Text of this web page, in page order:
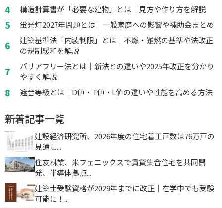
構造計算書が「必要な建物」とは｜見方や作り方を解説
蛍光灯2027年問題とは｜一般家庭への影響や補助金まとめ
建築基準法「内装制限」とは｜不燃・難燃の基準や法改正
の規制緩和を解説
バリアフリー法とは｜新法との違いや2025年改正を分かり
やすく解説
遮音等級とは｜D値・T値・L値の違いや性能を高める方法
新着記事一覧
建設経済研究所、2026年度の住宅着工戸数は76万戸の
見通し...
住友林業、米フェニックスで賃貸集合住宅を共同開
発、半導体拠点...
建築士受験資格が2029年までに改正｜在学中でも受験
可能に！...